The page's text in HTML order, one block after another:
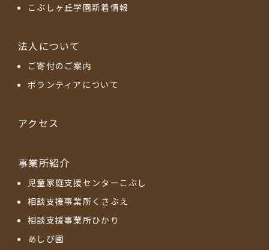
こぶしヶ丘学園新着情報
法人について
ご寄付のご案内
ボランティアについて
アクセス
事業所紹介
児童家庭支援センターこぶし
相談支援事業所くさぶえ
相談支援事業所ひかり
あしび園